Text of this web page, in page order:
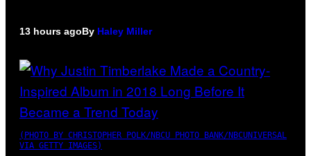
13 hours agoBy Haley Miller
(PHOTO BY CHRISTOPHER POLK/NBCU PHOTO BANK/NBCUNIVERSAL
VIA GETTY IMAGES)